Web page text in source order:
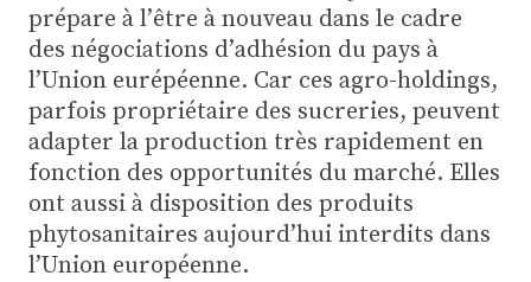
prépare à l’être à nouveau dans le cadre
des négociations d’adhésion du pays à
l’Union eurépéenne. Car ces agro-holdings,
parfois propriétaire des sucreries, peuvent
adapter la production très rapidement en
fonction des opportunités du marché. Elles
ont aussi à disposition des produits
phytosanitaires aujourd’hui interdits dans
l’Union européenne.